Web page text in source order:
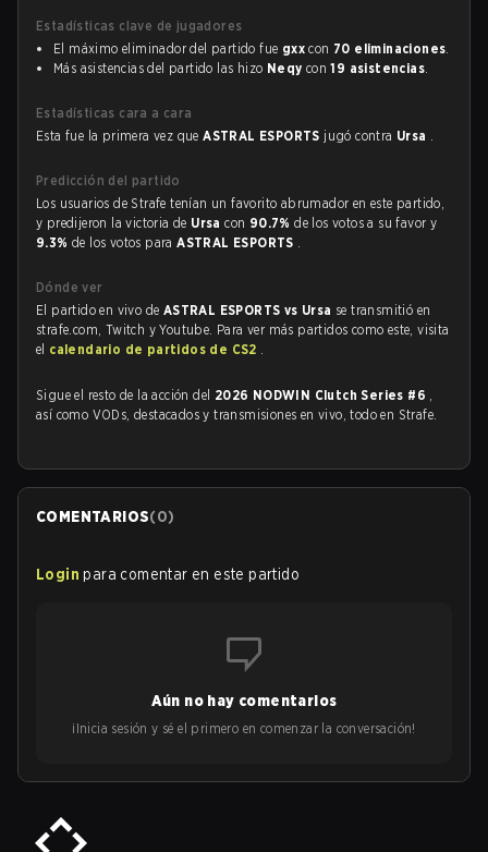
Estadísticas clave de jugadores
El máximo eliminador del partido fue gxx con 70 eliminaciones.
Más asistencias del partido las hizo Neqy con19 asistencias.
Estadísticas cara a cara
Esta fue la primera vez queASTRAL ESPORTS jugó contra Ursa .
Predicción del partido
Los usuarios de Strafe tenían un favorito abrumador en este partido,
y predijeron la victoria de Ursacon 90.7%de los votos a su favor y
9.3% de los votos paraASTRAL ESPORTS .
Dónde ver
El partido en vivo de ASTRAL ESPORTS vs Ursa se transmitió en
strafe.com, Twitch y Youtube. Para ver más partidos como este, visita
el calendario de partidos de CS2 .
Sigue el resto de la acción del 2026 NODWIN Clutch Series #6 ,
así como VODs, destacados y transmisiones en vivo, todo en Strafe.
COMENTARIOS(0)
Login para comentar en este partido
Aún no hay comentarios
¡Inicia sesión y sé el primero en comenzar la conversación!